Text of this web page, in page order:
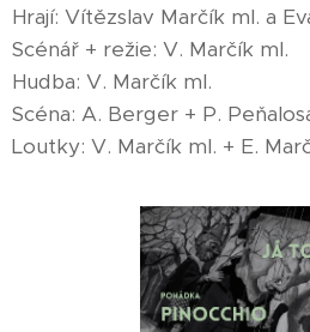
Hrají: Vítězslav Marčík ml. a
Scénář + režie: V. Marčík ml.
Hudba: V. Marčík ml.
Scéna: A. Berger + P.
Loutky: V. Marčík ml. + E.